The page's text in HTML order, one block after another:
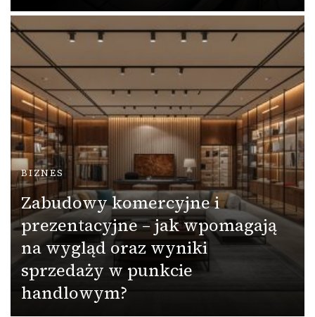
BIZNES
Zabudowy komercyjne i
prezentacyjne – jak wpomagają
na wygląd oraz wyniki
sprzedaży w punkcie
handlowym?